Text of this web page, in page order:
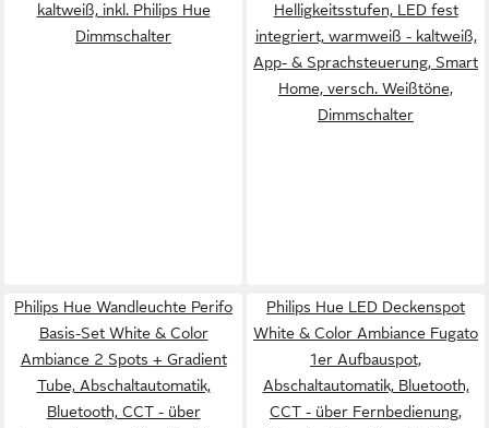
kaltweiß, inkl. Philips Hue
Dimmschalter
Helligkeitsstufen, LED fest
integriert, warmweiß - kaltweiß,
App- & Sprachsteuerung, Smart
Home, versch. Weißtöne,
Dimmschalter
Philips Hue Wandleuchte Perifo
Basis-Set White & Color
Ambiance 2 Spots + Gradient
Tube, Abschaltautomatik,
Bluetooth, CCT - über
Philips Hue LED Deckenspot
White & Color Ambiance Fugato
1er Aufbauspot,
Abschaltautomatik, Bluetooth,
CCT - über Fernbedienung,